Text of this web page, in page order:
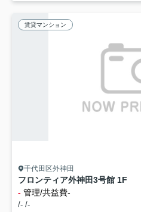
賃貸マンション
千代田区外神田
フロンティア外神田3号館 1F
- 管理/共益費-
/- /-